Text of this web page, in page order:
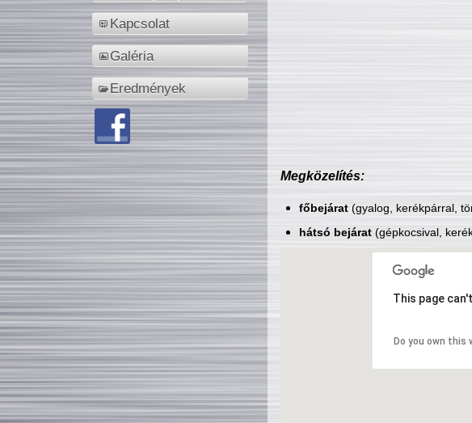
Kapcsolat
Galéria
Eredmények
Megközelítés:
főbejárat(gyalog, kerékpárral,
hátsó bejárat(gépkocsival,
This page
Do you own this